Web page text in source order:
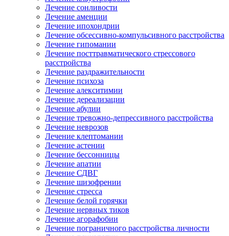
Лечение сонливости
Лечение аменции
Лечение ипохондрии
Лечение обсессивно-компульсивного расстройства
Лечение гипомании
Лечение посттравматического стрессового
расстройства
Лечение раздражительности
Лечение психоза
Лечение алекситимии
Лечение дереализации
Лечение абулии
Лечение тревожно-депрессивного расстройства
Лечение неврозов
Лечение клептомании
Лечение астении
Лечение бессонницы
Лечение апатии
Лечение СДВГ
Лечение шизофрении
Лечение стресса
Лечение белой горячки
Лечение нервных тиков
Лечение агорафобии
Лечение пограничного расстройства личности